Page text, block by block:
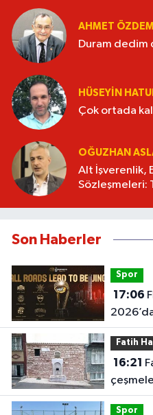
AHMET
Duram dedim
HÜSEYIN
Çok ortada
OĞUZHAN
Alt İşverenlik,
Sözleşmeleri:
Son Haberler
Spor
17:06
oldu
Fatih
16:21
Spor